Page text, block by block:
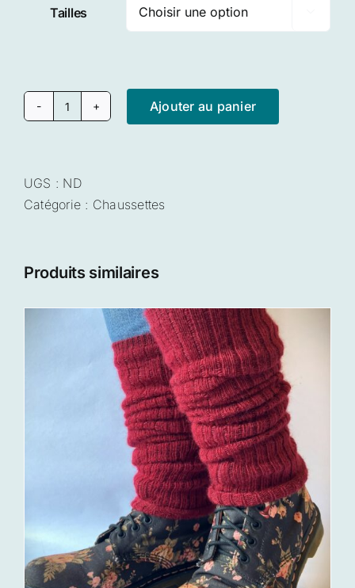
Tailles
quantité
rayées
Ajouter au panier
UGS : ND
Catégorie : Chaussettes
Produits similaires